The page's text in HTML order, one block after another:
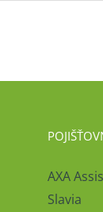
AXA
Slavia